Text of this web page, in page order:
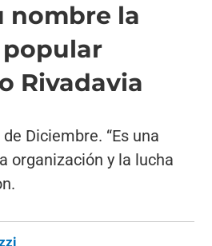
nombre la
Rivadavia
Diciembre. “Es una
organización y la lucha